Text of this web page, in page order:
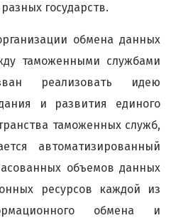
государств.
обмена данных
таможенными службами
реализовать идею
и развития единого
таможенных служб,
автоматизированный
объемов данных
ресурсов каждой из
обмена и